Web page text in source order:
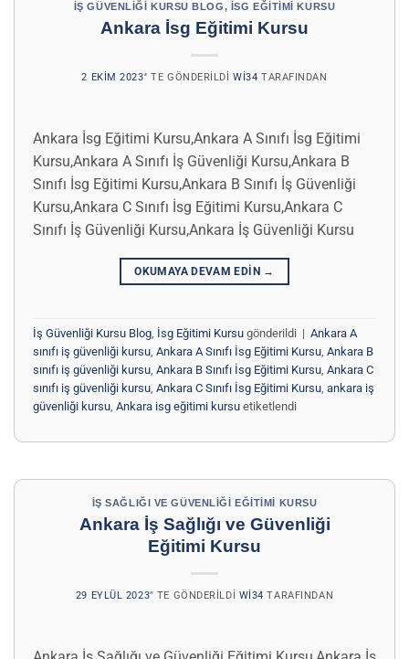
İŞ GÜVENLIĞI KURSU BLOG, İSG EĞITIMI KURSU
Ankara İsg Eğitimi Kursu
2 EKIM 2023’' TE GÖNDERILDI WI34 TARAFINDAN
Ankara İsg Eğitimi Kursu,Ankara A Sınıfı İsg Eğitimi
Kursu,Ankara A Sınıfı İş Güvenliği Kursu,Ankara B
Sınıfı İsg Eğitimi Kursu,Ankara B Sınıfı İş Güvenliği
Kursu,Ankara C Sınıfı İsg Eğitimi Kursu,Ankara C
Sınıfı İş Güvenliği Kursu,Ankara İş Güvenliği Kursu
OKUMAYA DEVAM EDIN →
İş Güvenliği Kursu Blog, İsg Eğitimi Kursu gönderildi | Ankara A
sınıfı iş güvenliği kursu, Ankara A Sınıfı İsg Eğitimi Kursu, Ankara B
sınıfı iş güvenliği kursu, Ankara B Sınıfı İsg Eğitimi Kursu, Ankara C
sınıfı iş güvenliği kursu, Ankara C Sınıfı İsg Eğitimi Kursu, ankara iş
güvenliği kursu, Ankara isg eğitimi kursu etiketlendi
İŞ SAĞLIĞI VE GÜVENLIĞI EĞITIMI KURSU
Ankara İş Sağlığı ve Güvenliği
Eğitimi Kursu
29 EYLÜL 2023’' TE GÖNDERILDI WI34 TARAFINDAN